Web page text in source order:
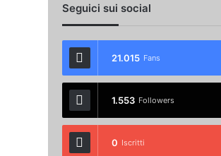
Seguici sui social
21.015 Fans
1.553 Followers
0 Iscritti